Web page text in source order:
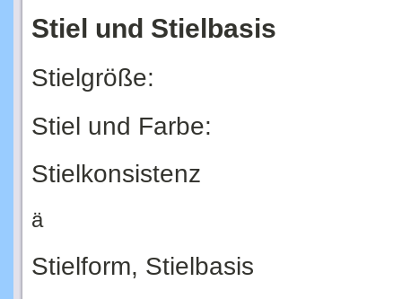
Stiel und Stielbasis
Stielgröße:
Stiel und Farbe:
Stielkonsistenz
ä
Stielform, Stielbasis